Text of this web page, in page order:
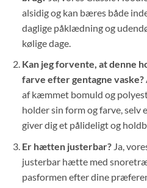
alsidig og kan bæres både
daglige påklædning og
kølige dage.
Kan jeg forvente, at denne
farve efter gentagne vaske?
af kæmmet bomuld og
holder sin form og farve, selv
giver dig et pålideligt og
Er hætten justerbar?Ja,
justerbar hætte med
pasformen efter dine